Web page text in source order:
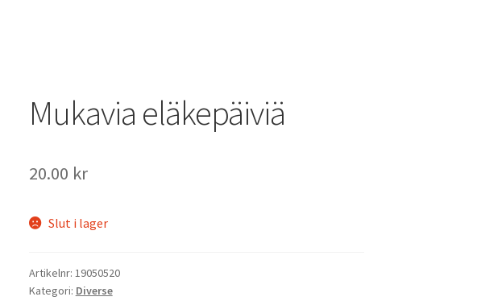
Mukavia eläkepäiviä
20.00 kr
Slut i lager
Artikelnr: 19050520
Kategori: Diverse